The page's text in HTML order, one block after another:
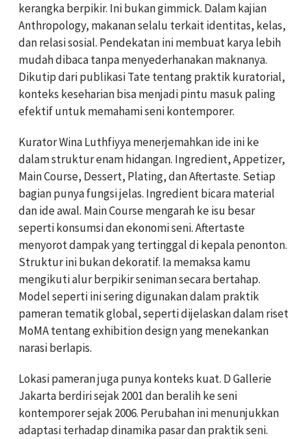
kerangka berpikir. Ini bukan gimmick. Dalam kajian
Anthropology, makanan selalu terkait identitas, kelas,
dan relasi sosial. Pendekatan ini membuat karya lebih
mudah dibaca tanpa menyederhanakan maknanya.
Dikutip dari publikasiTatetentang praktik kuratorial,
konteks keseharian bisa menjadi pintu masuk paling
efektif untuk memahami seni kontemporer.
KuratorWina Luthfiyyamenerjemahkan ide ini ke
dalam struktur enam hidangan. Ingredient, Appetizer,
Main Course, Dessert, Plating, dan Aftertaste. Setiap
bagian punya fungsi jelas. Ingredient bicara material
dan ide awal. Main Course mengarah ke isu besar
seperti konsumsi dan ekonomi seni. Aftertaste
menyorot dampak yang tertinggal di kepala penonton.
Struktur ini bukan dekoratif. Ia memaksa kamu
mengikuti alur berpikir seniman secara bertahap.
Model seperti ini sering digunakan dalam praktik
pameran tematik global, seperti dijelaskan dalam riset
MoMAtentang exhibition design yang menekankan
narasi berlapis.
Lokasi pameran juga punya konteks kuat. D Gallerie
Jakarta berdiri sejak 2001 dan beralih ke seni
kontemporer sejak 2006. Perubahan ini menunjukkan
adaptasi terhadap dinamika pasar dan praktik seni.